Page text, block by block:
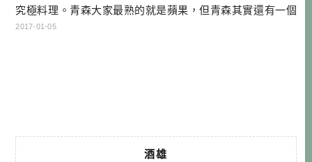
究極料理。青森大家最熟的就是蘋果，但青森其實還有一個
特選食材，那就是干貝（帆立貝）！…
2017-01-05
酒雄